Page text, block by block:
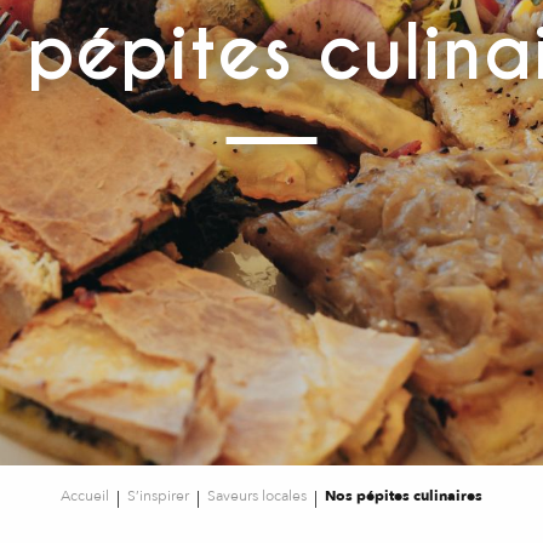
pépites
Accueil S’inspirer Saveurs locales Nos pépites culinaires